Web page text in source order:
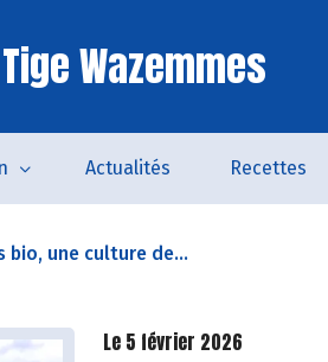
Wazemmes
Actualités Recettes
bio, une culture de...
Le 5 février 2026